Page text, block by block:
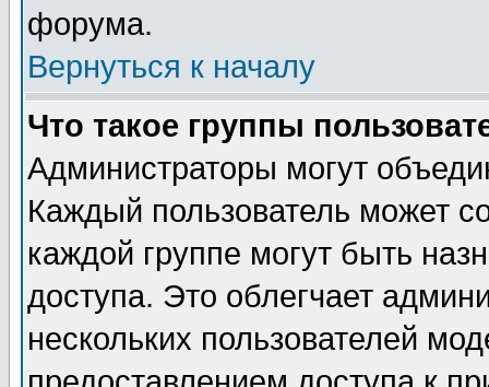
форума.
Вернуться к началу
Что такое группы
Администраторы могут
Каждый пользователь может
каждой группе могут быть
доступа. Это облегчает
нескольких пользователей